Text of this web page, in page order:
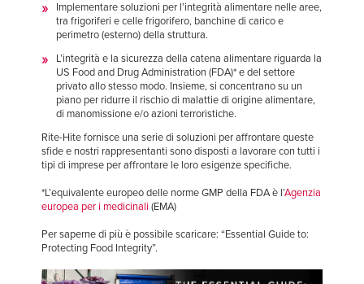
Implementare soluzioni per l’integrità alimentare nelle aree,
tra frigoriferi e celle frigorifero, banchine di carico e
perimetro (esterno) della struttura.
L’integrità e la sicurezza della catena alimentare riguarda la
US Food and Drug Administration (FDA)* e del settore
privato allo stesso modo. Insieme, si concentrano su un
piano per ridurre il rischio di malattie di origine alimentare,
di manomissione e/o azioni terroristiche.
Rite-Hite fornisce una serie di soluzioni per affrontare queste
sfide e nostri rappresentanti sono disposti a lavorare con tutti i
tipi di imprese per affrontare le loro esigenze specifiche.
*L’equivalente europeo delle norme GMP della FDA è l’Agenzia
europea per i medicinali (EMA)
Per saperne di più è possibile scaricare: “Essential Guide to:
Protecting Food Integrity”.